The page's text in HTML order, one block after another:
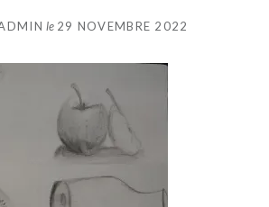
le 29 NOVEMBRE 2022